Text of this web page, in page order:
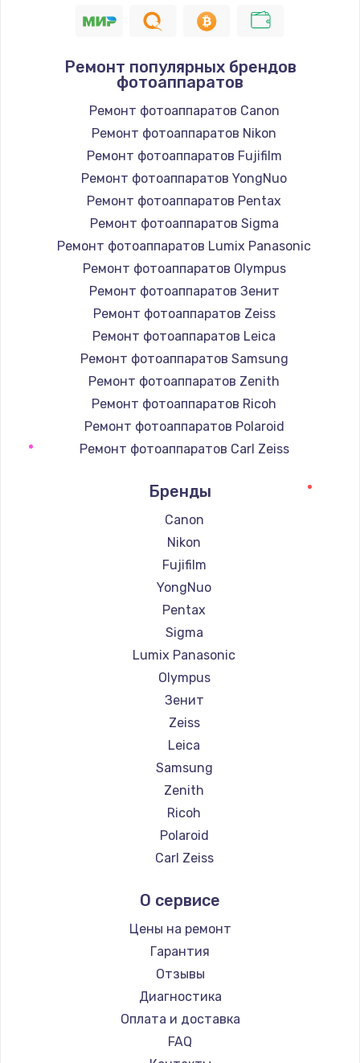
Ремонт популярных брендов
фотоаппаратов
Ремонт фотоаппаратов Canon
Ремонт фотоаппаратов Nikon
Ремонт фотоаппаратов Fujifilm
Ремонт фотоаппаратов YongNuo
Ремонт фотоаппаратов Pentax
Ремонт фотоаппаратов Sigma
Ремонт фотоаппаратов Lumix Panasonic
Ремонт фотоаппаратов Olympus
Ремонт фотоаппаратов Зенит
Ремонт фотоаппаратов Zeiss
Ремонт фотоаппаратов Leica
Ремонт фотоаппаратов Samsung
Ремонт фотоаппаратов Zenith
Ремонт фотоаппаратов Ricoh
Ремонт фотоаппаратов Polaroid
Ремонт фотоаппаратов Carl Zeiss
Ремонт фотоаппаратов LUMIX
Ремонт фотоаппаратов Kodak
Ремонт фотоаппаратов Blackmagic
Бренды
Canon
Nikon
Fujifilm
YongNuo
Pentax
Sigma
Lumix Panasonic
Olympus
Зенит
Zeiss
Leica
Samsung
Zenith
Ricoh
Polaroid
Carl Zeiss
LUMIX
Kodak
Blackmagic
О сервисе
Цены на ремонт
Гарантия
Отзывы
Диагностика
Оплата и доставка
FAQ